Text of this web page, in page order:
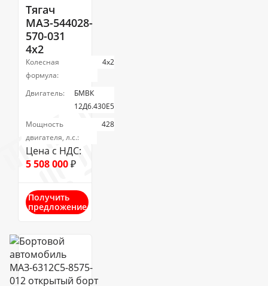
Тягач
МАЗ-544028-
570-031
4x2
Колесная
формула:
4х2
Двигатель:
БМВК
12Д6.430Е5
Мощность
двигателя, л.с.:
428
Цена с НДС:
5 508 000₽
Получить
предложение